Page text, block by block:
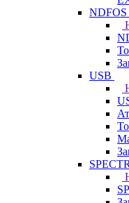
NDFOS
USB